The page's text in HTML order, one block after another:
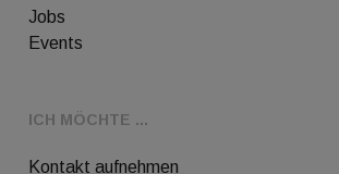
Jobs
Events
ICH MÖCHTE ...
Kontakt aufnehmen